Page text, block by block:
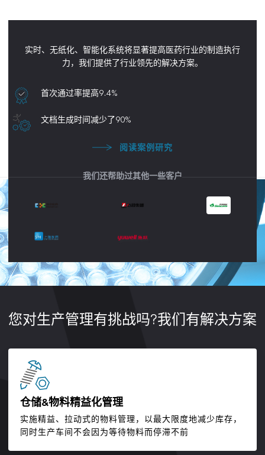
实时、无纸化、智能化系统将显著提高医药行业的制造执行
力，我们提供了行业领先的解决方案。
首次通过率提高9.4%
文档生成时间减少了90%
阅读案例研究
我们还帮助过其他一些客户
您对生产管理有挑战吗?我们有解决方案
仓储&物料精益化管理
实施精益、拉动式的物料管理，以最大限度地减少库存，
同时生产车间不会因为等待物料而停滞不前